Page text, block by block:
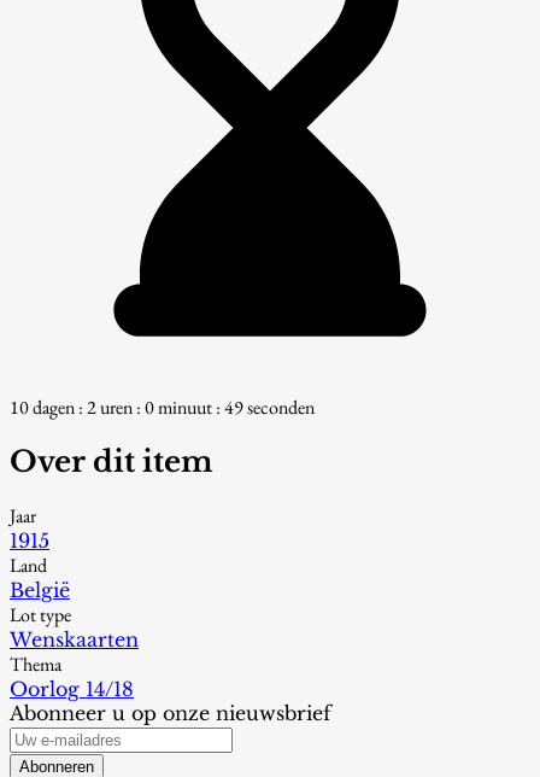
10 dagen : 2 uren : 0 minuut : 48 seconden
Over dit item
Jaar
1915
Land
België
Lot type
Wenskaarten
Thema
Oorlog 14/18
Abonneer u op onze nieuwsbrief
Abonneren